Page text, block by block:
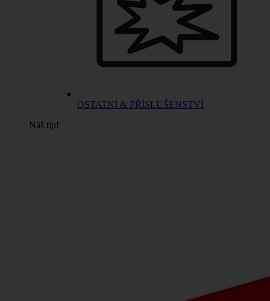
OSTATNÍ & PŘÍSLUŠENSTVÍ
Náš tip!